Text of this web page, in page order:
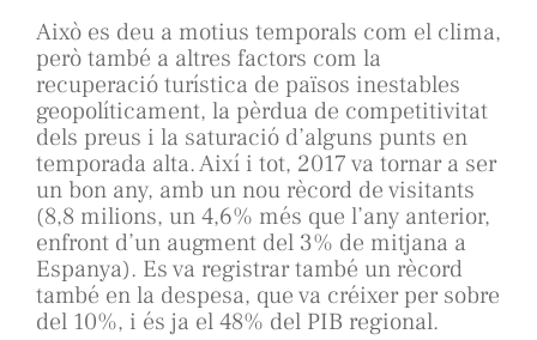
Això es deu a motius temporals com el clima,
però també a altres factors com la
recuperació turística de països inestables
geopolíticament, la pèrdua de competitivitat
dels preus i la saturació d’alguns punts en
temporada alta. Així i tot, 2017 va tornar a ser
un bon any, amb un nou rècord de visitants
(8,8 milions, un 4,6% més que l’any anterior,
enfront d’un augment del 3% de mitjana a
Espanya). Es va registrar també un rècord
també en la despesa, que va créixer per sobre
del 10%, i és ja el 48% del PIB regional.